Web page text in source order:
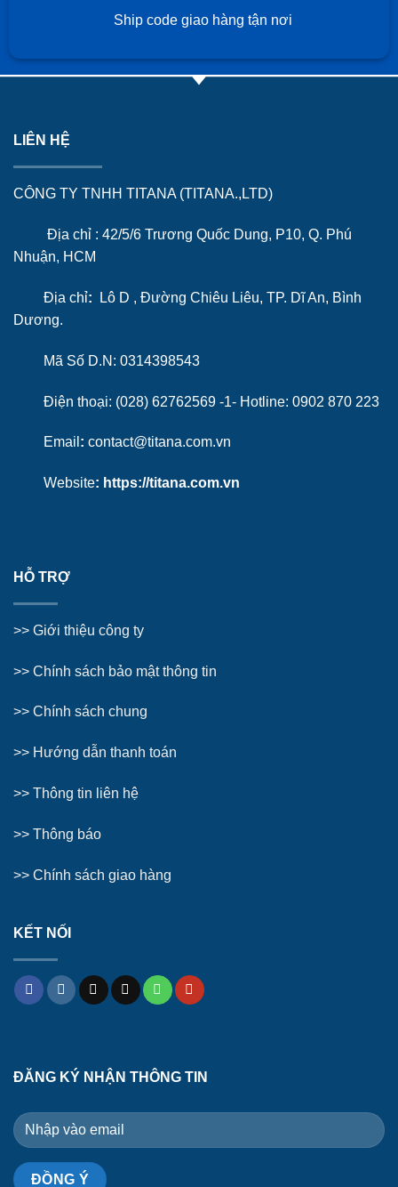
Ship code giao hàng tận nơi
LIÊN HỆ
CÔNG TY TNHH TITANA (TITANA.,LTD)
Địa chỉ : 42/5/6 Trương Quốc Dung, P10, Q. Phú
Nhuận, HCM
Địa chỉ:
Lô D , Đường Chiêu Liêu, TP. Dĩ An, Bình
Dương.
Mã Số D.N: 0314398543
Điện thoại: (028) 62762569 -1- Hotline: 0902 870 223
Email : contact@titana.com.vn
Website: https://titana.com.vn
HỖ TRỢ
>> Giới thiệu công ty
>> Chính sách bảo mật thông tin
>> Chính sách chung
>> Hướng dẫn thanh toán
>> Thông tin liên hệ
>> Thông báo
>> Chính sách giao hàng
KẾT NỐI
ĐĂNG KÝ NHẬN THÔNG TIN